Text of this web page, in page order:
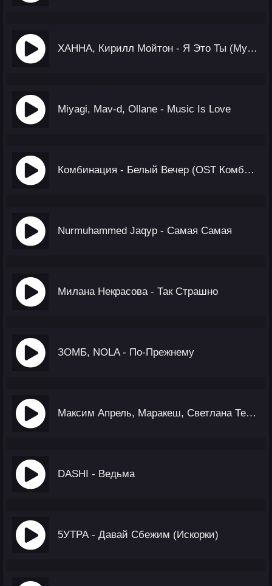
ХАННА, Кирилл Мойтон - Я Это Ты (Мурат Насыров Cover)
Miyagi, Mav-d, Ollane - Music Is Love
Комбинация - Белый Вечер (OST Комбинация)
Nurmuhammed Jaqyp - Самая Самая
Милана Некрасова - Так Страшно
ЗОМБ, NOLA - По-Прежнему
Максим Апрель, Маракеш, Светлана Тернова - Давай Полетаем
DASHI - Ведьма
5УТРА - Давай Сбежим (Искорки)